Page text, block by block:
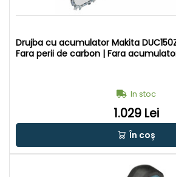
Drujba cu acumulator Makita
Fara perii de carbon | Fara
In stoc
1.029 Lei
În coș